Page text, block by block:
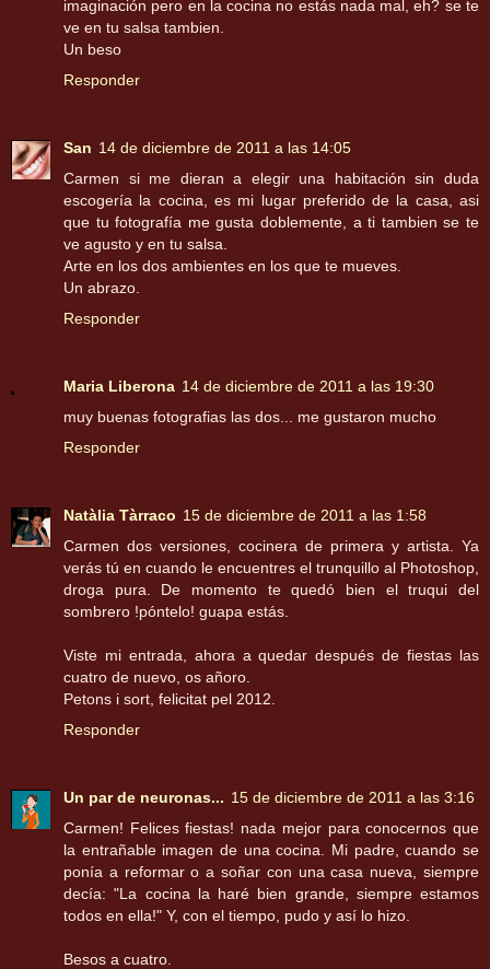
imaginación pero en la cocina no estás nada mal, eh? se te
ve en tu salsa tambien.
Un beso
Responder
San 14 de diciembre de 2011 a las 14:05
Carmen si me dieran a elegir una habitación sin duda
escogería la cocina, es mi lugar preferido de la casa, asi
que tu fotografía me gusta doblemente, a ti tambien se te
ve agusto y en tu salsa.
Arte en los dos ambientes en los que te mueves.
Un abrazo.
Responder
Maria Liberona 14 de diciembre de 2011 a las 19:30
muy buenas fotografias las dos... me gustaron mucho
Responder
Natàlia Tàrraco 15 de diciembre de 2011 a las 1:58
Carmen dos versiones, cocinera de primera y artista. Ya
verás tú en cuando le encuentres el trunquillo al Photoshop,
droga pura. De momento te quedó bien el truqui del
sombrero !póntelo! guapa estás.
Viste mi entrada, ahora a quedar después de fiestas las
cuatro de nuevo, os añoro.
Petons i sort, felicitat pel 2012.
Responder
Un par de neuronas... 15 de diciembre de 2011 a las 3:16
Carmen! Felices fiestas! nada mejor para conocernos que
la entrañable imagen de una cocina. Mi padre, cuando se
ponía a reformar o a soñar con una casa nueva, siempre
decía: "La cocina la haré bien grande, siempre estamos
todos en ella!" Y, con el tiempo, pudo y así lo hizo.
Besos a cuatro.